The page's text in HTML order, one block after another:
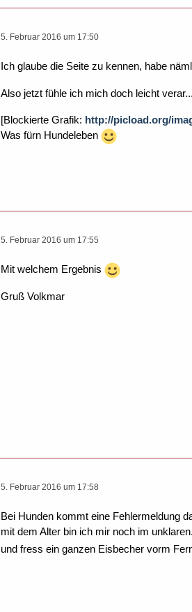
5. Februar 2016 um 17:50
Ich glaube die Seite zu kennen, habe
Also jetzt fühle ich mich doch leicht
[Blockierte Grafik: http://picload.org/
Was fürn Hundeleben
5. Februar 2016 um 17:55
Mit welchem Ergebnis
Gruß Volkmar
5. Februar 2016 um 17:58
Bei Hunden kommt eine Fehlermeldung
mit dem Alter bin ich mir noch im
und fress ein ganzen Eisbecher vorm